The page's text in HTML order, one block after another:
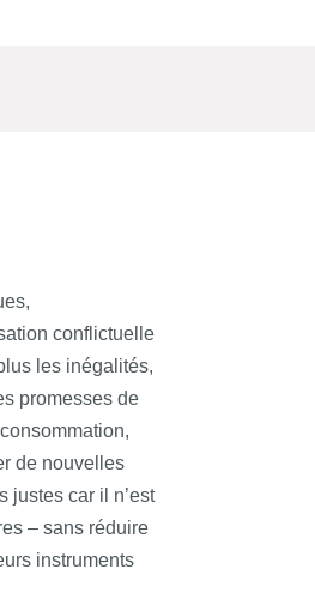
conflictuelle
les inégalités,
promesses de
de nouvelles
justes car il n’est
– sans réduire
instruments